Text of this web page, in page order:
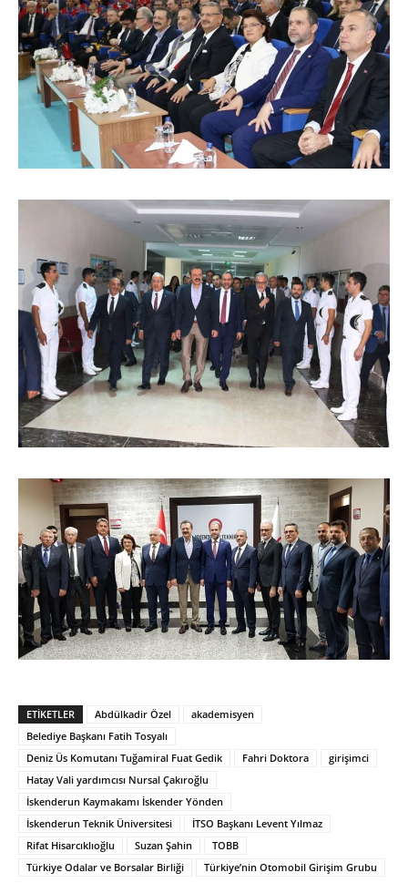
ETIKETLER Abdülkadir Özel
akademisyen
Belediye Başkanı Fatih Tosyalı
Deniz Üs Komutanı Tuğamiral Fuat Gedik
Fahri Doktora
girişimci
Hatay Vali yardımcısı Nursal Çakıroğlu
İskenderun Kaymakamı İskender Yönden
İskenderun Teknik Üniversitesi
İTSO Başkanı Levent Yılmaz
Rifat Hisarcıklıoğlu
Suzan Şahin
TOBB
Türkiye Odalar ve Borsalar Birliği
Türkiye’nin Otomobil Girişim Grubu